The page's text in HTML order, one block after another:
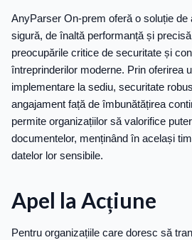
AnyParser On-prem oferă o soluție de
sigură, de înaltă performanță și
preocupările critice de securitate și
întreprinderilor moderne. Prin oferirea
implementare la sediu, securitate
angajament față de îmbunătățirea
permite organizațiilor să valorifice
documentelor, menținând în același
datelor lor sensibile.
Apel la Acțiune
Pentru organizațiile care doresc să